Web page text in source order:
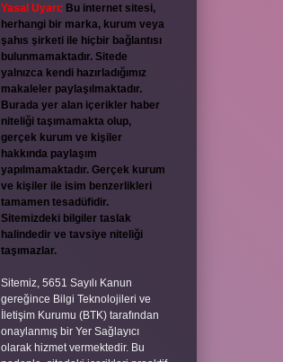
Yasal Uyarı: Bu internet sitesi,
herhangi bir marka, kurum veya
şahıs şirketi ile hiçbir bağlantısı
bulunmamaktadır. Sitede
yalnızca kendi hazırladığımız
makaleler paylaşılmaktadır.
Burada yer alan içerikler haber
niteliği taşımamakta olup,
gerçek kurum ve kişiler
hakkında paylaşım
yapılmamaktadır. Gerçek kurum
ve kişiler ile isim benzerlikleri
tamamen tesadüfidir.
Sitemizdeki bilgiler taslak
halindedir ve tavsiye niteliği
taşımazlar.
Sitemiz, 5651 Sayılı Kanun
gereğince Bilgi Teknolojileri ve
İletişim Kurumu (BTK) tarafından
onaylanmış bir Yer Sağlayıcı
olarak hizmet vermektedir. Bu